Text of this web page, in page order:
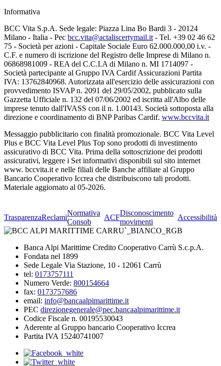
Informativa
BCC Vita S.p.A. Sede legale: Piazza Lina Bo Bardi 3 - 20124
Milano - Italia - Pec bcc.vita@actaliscertymail.it - Tel. +39 02 46 62
75 - Società per azioni - Capitale Sociale Euro 62.000.000,00 i.v. -
C.F. e numero di iscrizione del Registro delle Imprese di Milano n.
06868981009 - REA del C.C.I.A di Milano n. MI 1714097 -
Società partecipante al Gruppo IVA Cardif Assicurazioni Partita
IVA: 13762840968. Autorizzata all'esercizio delle assicurazioni con
provvedimento ISVAP n. 2091 del 29/05/2002, pubblicato sulla
Gazzetta Ufficiale n. 132 del 07/06/2002 ed iscritta all'Albo delle
imprese tenuto dall'IVASS con il n. 1.00143. Società sottoposta alla
direzione e coordinamento di BNP Paribas Cardif. www.bccvita.it
Messaggio pubblicitario con finalità promozionale. BCC Vita Level
Plus e BCC Vita Level Plus Top sono prodotti di investimento
assicurativo di BCC Vita. Prima della sottoscrizione dei prodotti
assicurativi, leggere i Set informativi disponibili sul sito internet
www. bccvita.it e nelle filiali delle Banche affiliate al Gruppo
Bancario Cooperativo Iccrea che distribuiscono tali prodotti.
Materiale aggiornato al 05-2026.
TrasparenzaReclami
Normativa
Consob
ACF
Disconoscimento
movimenti
Accessibilità
Banca Alpi Marittime Credito Cooperativo Carrù S.c.p.A.
Fondata nel 1899
Sede Legale Via Stazione, 10 - 12061 Carrù
tel: 0173757111
Numero Verde: 800154664
fax: 0173757686
email: info@bancaalpimarittime.it
PEC direzionegenerale@pec.bancaalpimarittime.it
Codice Fiscale n. 00195530043
Aderente al Gruppo bancario Cooperativo Iccrea
Partita IVA 15240741007